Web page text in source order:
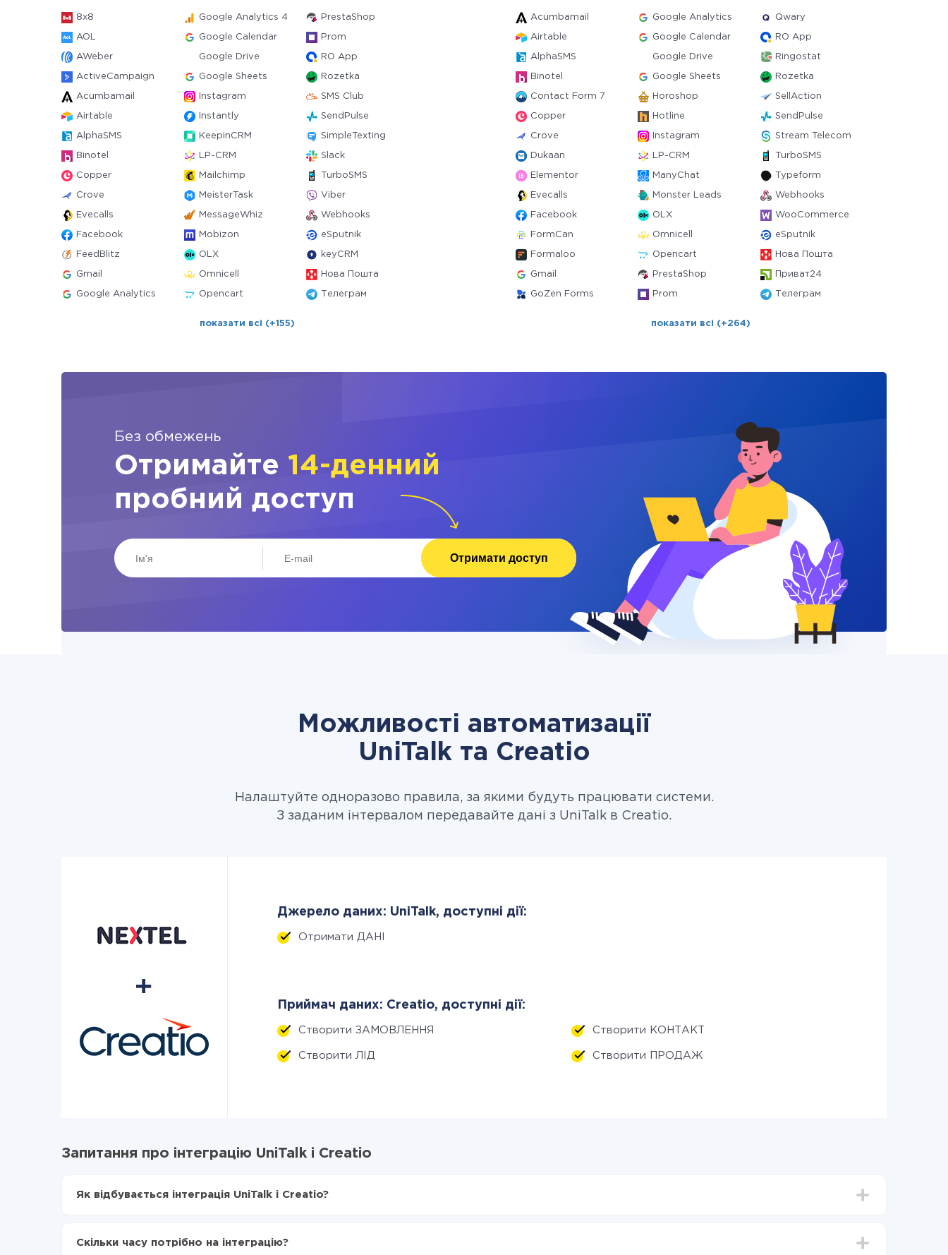
8x8 Google Analytics 4 PrestaShop
AOL Google Calendar Prom
AWeber Google Drive RO App
ActiveCampaign Google Sheets Rozetka
Acumbamail Instagram SMS Club
Airtable Instantly SendPulse
AlphaSMS KeepinCRM SimpleTexting
Binotel LP-CRM Slack
Copper Mailchimp TurboSMS
Crove MeisterTask Viber
Evecalls MessageWhiz Webhooks
Facebook Mobizon eSputnik
FeedBlitz OLX keyCRM
Gmail Omnicell Нова Пошта
Google Analytics Opencart Телеграм
показати всі (+155)
Acumbamail Google Analytics Qwary
Airtable Google Calendar RO App
AlphaSMS Google Drive Ringostat
Binotel Google Sheets Rozetka
Contact Form 7 Horoshop SellAction
Copper Hotline SendPulse
Crove Instagram Stream Telecom
Dukaan LP-CRM TurboSMS
Elementor ManyChat Typeform
Evecalls Monster Leads Webhooks
Facebook OLX WooCommerce
FormCan Omnicell eSputnik
Formaloo Opencart Нова Пошта
Gmail PrestaShop Приват24
GoZen Forms Prom Телеграм
показати всі (+264)
Без обмежень
Отримайте 14-денний
пробний доступ
Отримати доступ
Можливості автоматизації
UniTalk та Creatio
Налаштуйте одноразово правила, за якими будуть працювати системи.
З заданим інтервалом передавайте дані з UniTalk в Creatio.
Джерело даних: UniTalk, доступні дії:
Отримати ДАНІ
Приймач даних: Creatio, доступні дії:
Створити ЗАМОВЛЕННЯ Створити КОНТАКТ
Створити ЛІД Створити ПРОДАЖ
Запитання про інтеграцію UniTalk і Creatio
Як відбувається інтеграція UniTalk і Creatio?
Включаєте автооновлення
Скільки часу потрібно на інтеграцію?